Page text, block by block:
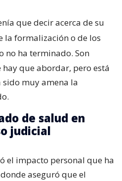
que decir acerca de su
la formalización o de los
no ha terminado. Son
que abordar, pero está
muy amena la
de salud en
judicial
el impacto personal que ha
aseguró que el